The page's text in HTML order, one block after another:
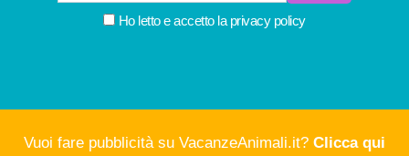
Ho letto e accetto la privacy policy
Vuoi fare pubblicità su VacanzeAnimali.it? Clicca qui